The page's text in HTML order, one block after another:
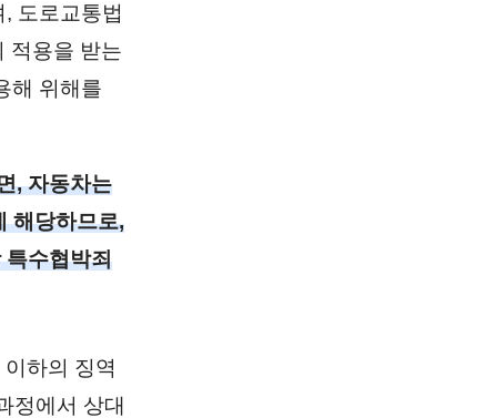
도로교통법
적용을 받는
해 위해를
, 자동차는
해당하므로,
특수협박죄
하의 징역
정에서 상대